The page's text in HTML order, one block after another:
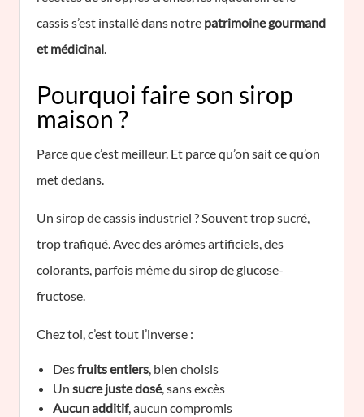
cassis s’est installé dans notre patrimoine gourmand
et médicinal.
Pourquoi faire son sirop
maison ?
Parce que c’est meilleur. Et parce qu’on sait ce qu’on
met dedans.
Un sirop de cassis industriel ? Souvent trop sucré,
trop trafiqué. Avec des arômes artificiels, des
colorants, parfois même du sirop de glucose-
fructose.
Chez toi, c’est tout l’inverse :
Desfruits entiers, bien choisis
Un sucre juste dosé, sans excès
Aucun additif, aucun compromis